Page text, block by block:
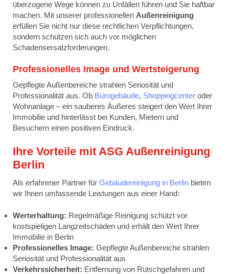
überzogene Wege können zu Unfällen führen und Sie haftbar
machen. Mit unserer professionellen Außenreinigung
erfüllen Sie nicht nur diese rechtlichen Verpflichtungen,
sondern schützen sich auch vor möglichen
Schadensersatzforderungen.
Professionelles Image und Wertsteigerung
Gepflegte Außenbereiche strahlen Seriosität und
Professionalität aus. Ob Bürogebäude, Shoppingcenter oder
Wohnanlage – ein sauberes Äußeres steigert den Wert Ihrer
Immobilie und hinterlässt bei Kunden, Mietern und
Besuchern einen positiven Eindruck.
Ihre Vorteile mit ASG Außenreinigung
Berlin
Als erfahrener Partner für Gebäudereinigung in Berlin bieten
wir Ihnen umfassende Leistungen aus einer Hand:
Werterhaltung: Regelmäßige Reinigung schützt vor
kostspieligen Langzeitschäden und erhält den Wert Ihrer
Immobilie in Berlin
Professionelles Image: Gepflegte Außenbereiche strahlen
Seriosität und Professionalität aus
Verkehrssicherheit: Entfernung von Rutschgefahren und